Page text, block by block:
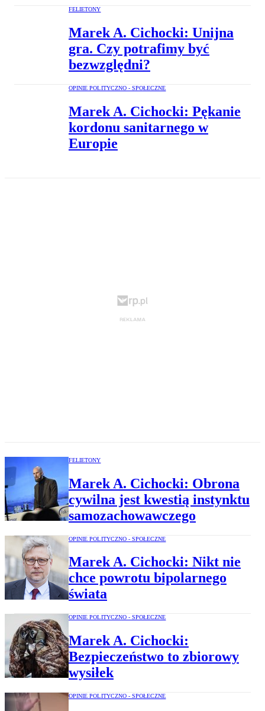
FELIETONY
Marek A. Cichocki: Unijna
gra. Czy potrafimy być
bezwzględni?
OPINIE POLITYCZNO - SPOŁECZNE
Marek A. Cichocki: Pękanie
kordonu sanitarnego w
Europie
FELIETONY
Marek A. Cichocki: Obrona
cywilna jest kwestią instynktu
samozachowawczego
OPINIE POLITYCZNO - SPOŁECZNE
Marek A. Cichocki: Nikt nie
chce powrotu bipolarnego
świata
OPINIE POLITYCZNO - SPOŁECZNE
Marek A. Cichocki:
Bezpieczeństwo to zbiorowy
wysiłek
OPINIE POLITYCZNO - SPOŁECZNE